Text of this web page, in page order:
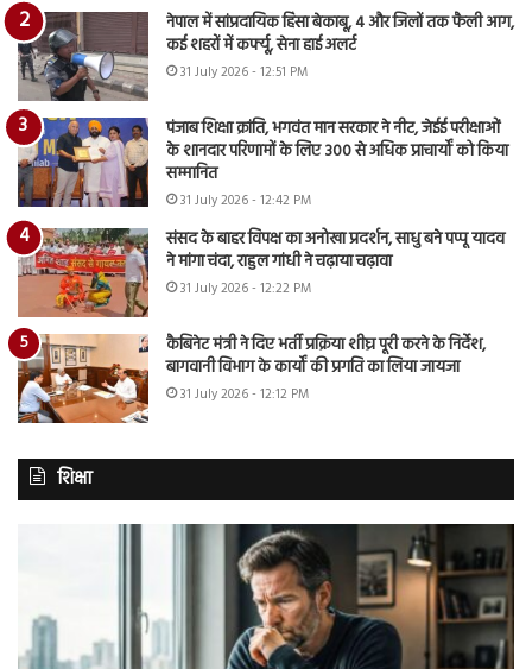
नेपाल में सांप्रदायिक हिंसा बेकाबू, 4 और जिलों तक फैली आग,
कई शहरों में कर्फ्यू, सेना हाई अलर्ट
31 July 2026 - 12:51 PM
पंजाब शिक्षा क्रांति, भगवंत मान सरकार ने नीट, जेईई परीक्षाओं
के शानदार परिणामों के लिए 300 से अधिक प्राचार्यों को किया
सम्मानित
31 July 2026 - 12:42 PM
संसद के बाहर विपक्ष का अनोखा प्रदर्शन, साधु बने पप्पू यादव
ने मांगा चंदा, राहुल गांधी ने चढ़ाया चढ़ावा
31 July 2026 - 12:22 PM
कैबिनेट मंत्री ने दिए भर्ती प्रक्रिया शीघ्र पूरी करने के निर्देश,
बागवानी विभाग के कार्यों की प्रगति का लिया जायजा
31 July 2026 - 12:12 PM
शिक्षा